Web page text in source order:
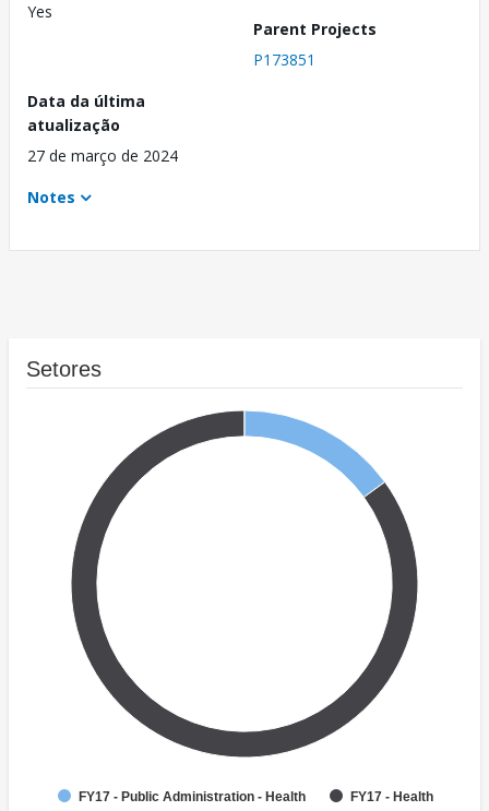
Yes
Parent Projects
P173851
Data da última
atualização
27 de março de 2024
Notes
Setores
FY17 - Public Administration - Health FY17 - Health